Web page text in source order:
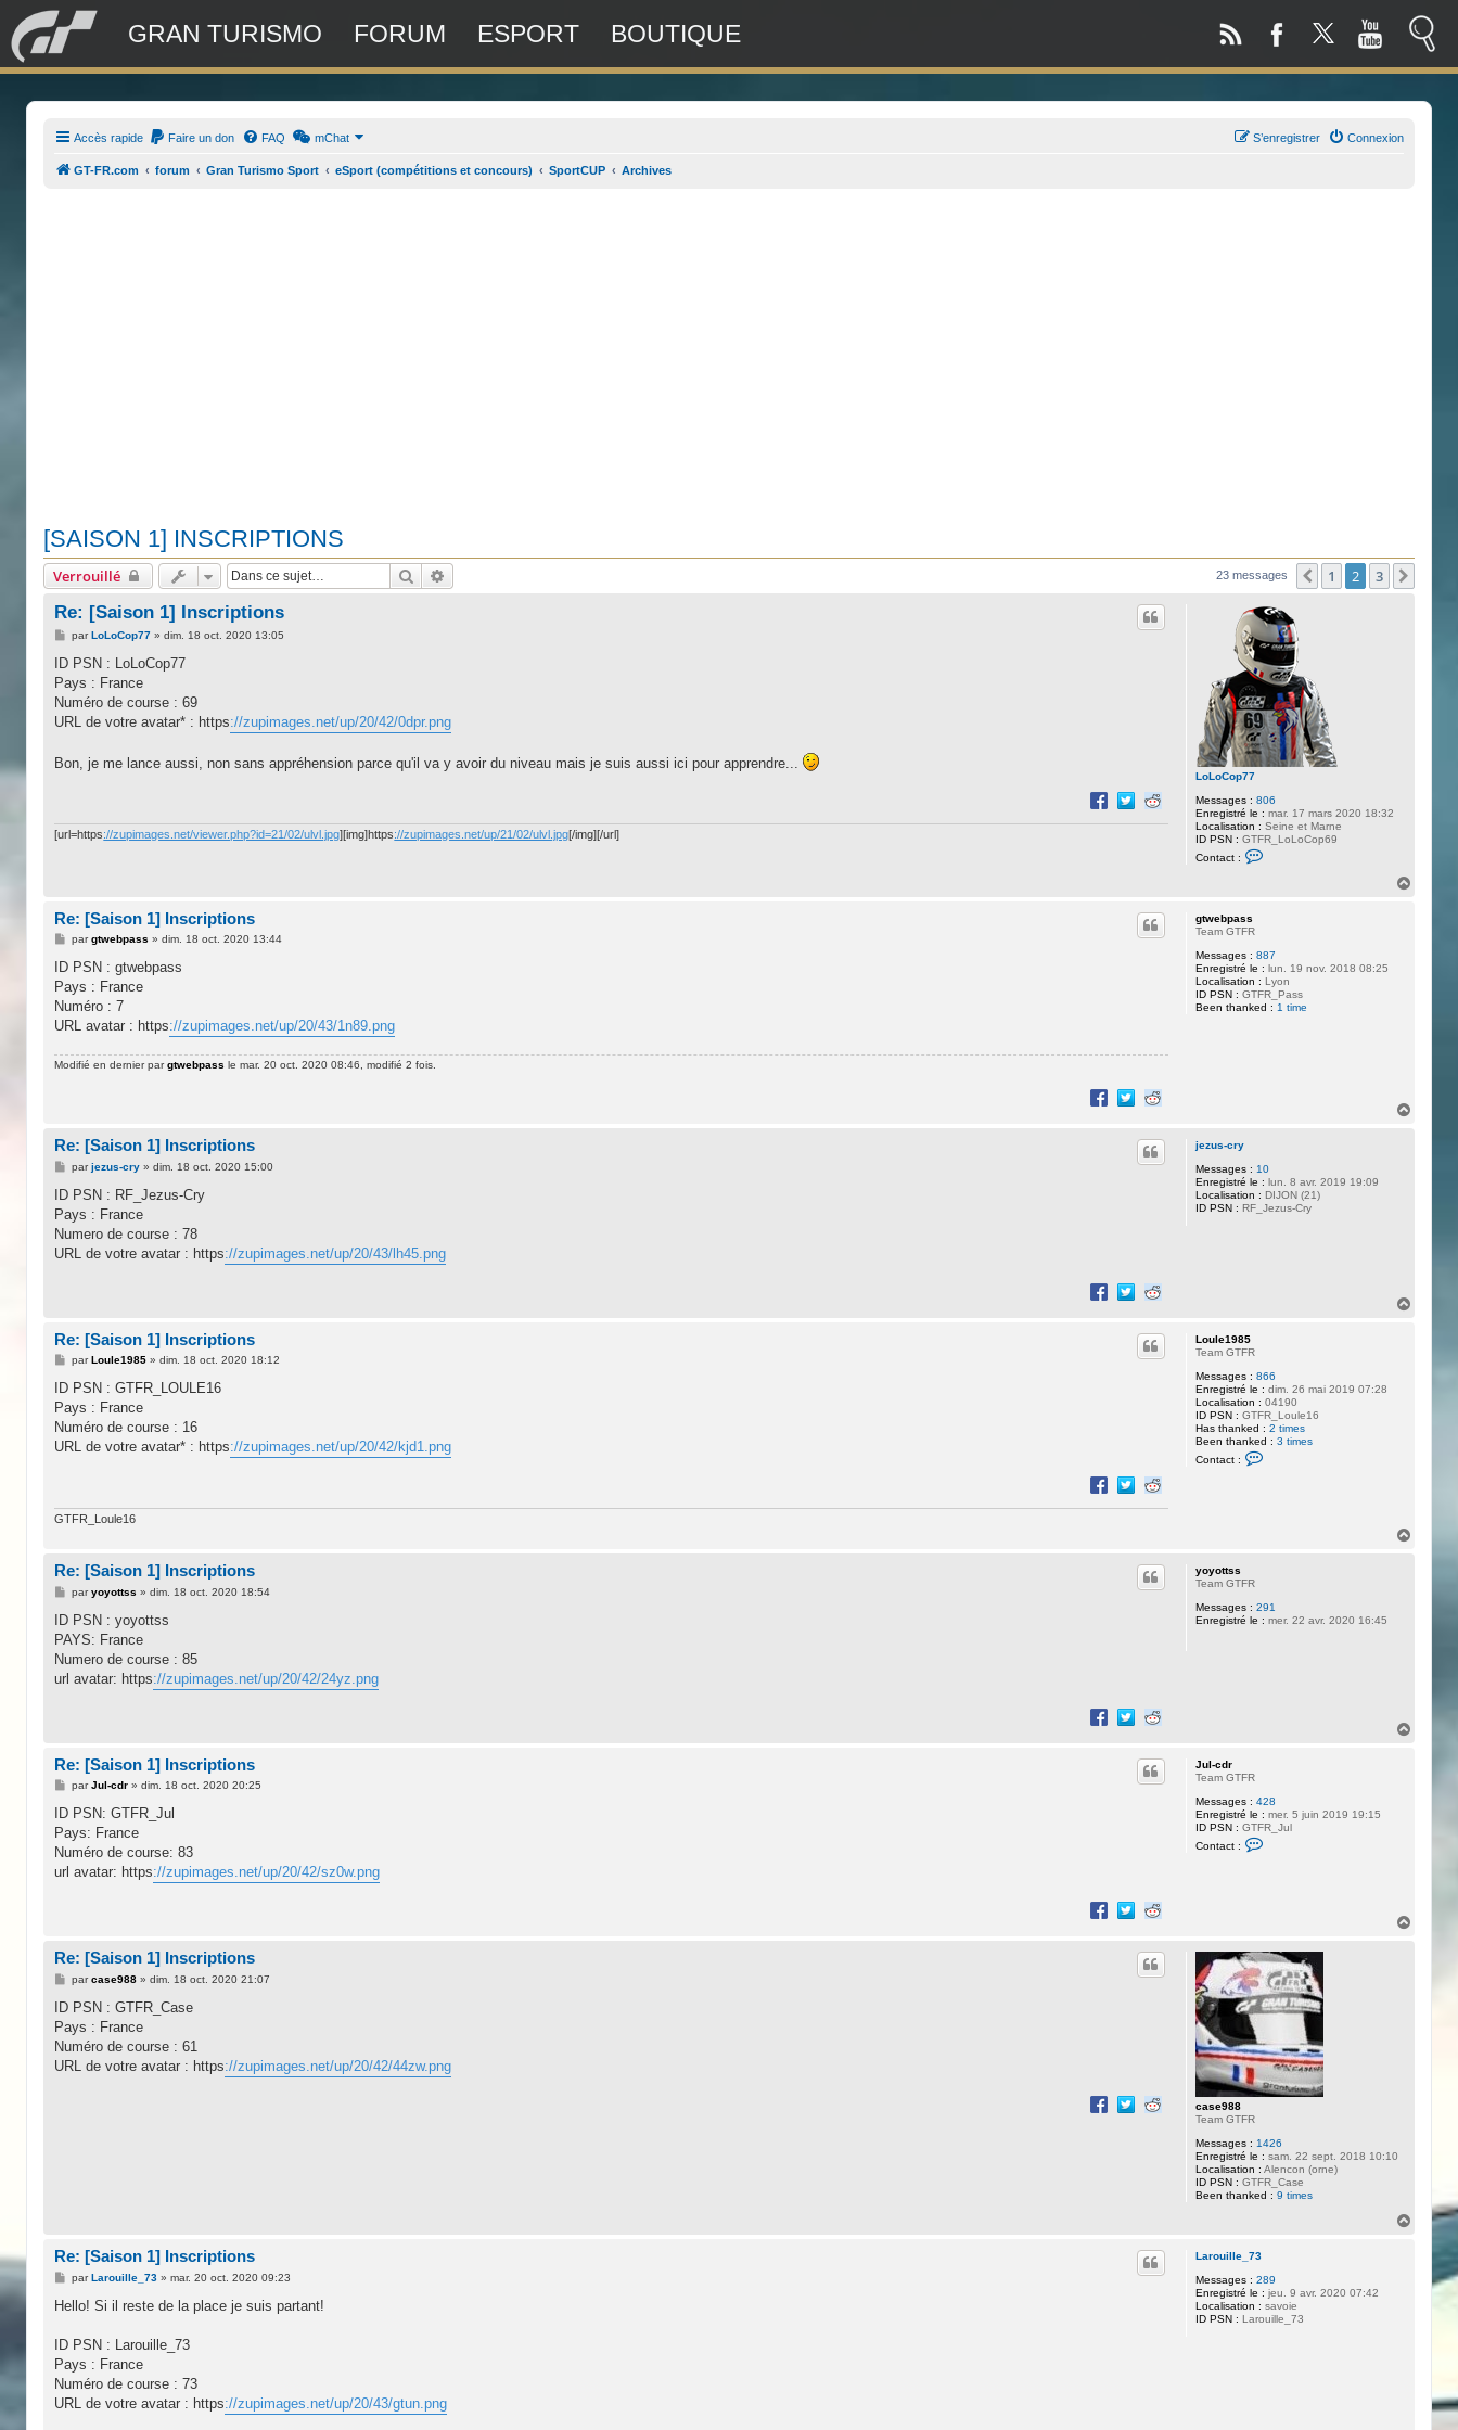
GRAN TURISMO FORUM ESPORT BOUTIQUE
Accès rapide Faire un don FAQ mChat Connexion
S’enregistrer
GT-FR.com forum Gran Turismo Sport eSport (compétitions et concours) SportCUP Archives
[SAISON 1] INSCRIPTIONS
Verrouillé Rechercher 23 messages Précédente
1 2 3
LoLoCop77
Messages : 806
Enregistré le : mar. 17 mars 2020 18:32
Localisation : Seine et Marne
ID PSN : GTFR_LoLoCop69
Contact :
r
L
o
L
o
Re: [Saison 1] Inscriptions
M
s
a
g
parLoLoCop77 »dim. 18 oct. 2020 13:05
ID PSN : LoLoCop77
Pays : France
Numéro de course : 69
URL de votre avatar* : https://zupimages.net/up/20/42/0dpr.png
Bon, je me lance aussi, non sans appréhension parce qu'il va y avoir du niveau mais je suis aussi ici pour apprendre...
[url=https://zupimages.net/viewer.php?id=21/02/ulvl.jpg][img]https://zupimages.net/up/21/02/ulvl.jpg[/img][/url]
gtwebpass
Team GTFR
Messages : 887
Enregistré le : lun. 19 nov. 2018 08:25
Localisation : Lyon
ID PSN : GTFR_Pass
Been thanked : 1 time
Re: [Saison 1] Inscriptions
M
s
a
g
pargtwebpass »dim. 18 oct. 2020 13:44
ID PSN : gtwebpass
Pays : France
Numéro : 7
URL avatar : https://zupimages.net/up/20/43/1n89.png
Modifié en dernier pargtwebpass le mar. 20 oct. 2020 08:46, modifié 2 fois.
jezus-cry
Messages : 10
Enregistré le : lun. 8 avr. 2019 19:09
Localisation : DIJON (21)
ID PSN : RF_Jezus-Cry
Re: [Saison 1] Inscriptions
M
s
a
g
parjezus-cry »dim. 18 oct. 2020 15:00
ID PSN : RF_Jezus-Cry
Pays : France
Numero de course : 78
URL de votre avatar : https://zupimages.net/up/20/43/lh45.png
Loule1985
Team GTFR
Messages : 866
Enregistré le : dim. 26 mai 2019 07:28
Localisation : 04190
ID PSN : GTFR_Loule16
Has thanked : 2 times
Been thanked : 3 times
Contact :
l
e
Re: [Saison 1] Inscriptions
M
s
a
g
par Loule1985 »dim. 18 oct. 2020 18:12
ID PSN : GTFR_LOULE16
Pays : France
Numéro de course : 16
URL de votre avatar* : https://zupimages.net/up/20/42/kjd1.png
GTFR_Loule16
yoyottss
Team GTFR
Messages : 291
Enregistré le : mer. 22 avr. 2020 16:45
Re: [Saison 1] Inscriptions
M
s
a
g
paryoyottss »dim. 18 oct. 2020 18:54
ID PSN : yoyottss
PAYS: France
Numero de course : 85
url avatar: https://zupimages.net/up/20/42/24yz.png
Jul-cdr
Team GTFR
Messages : 428
Enregistré le : mer. 5 juin 2019 19:15
ID PSN : GTFR_Jul
Contact :
J
u
l
-
c
Re: [Saison 1] Inscriptions
M
s
a
g
parJul-cdr »dim. 18 oct. 2020 20:25
ID PSN: GTFR_Jul
Pays: France
Numéro de course: 83
url avatar: https://zupimages.net/up/20/42/sz0w.png
case988
Team GTFR
Messages : 1426
Enregistré le : sam. 22 sept. 2018 10:10
Localisation : Alencon (orne)
ID PSN : GTFR_Case
Been thanked : 9 times
Re: [Saison 1] Inscriptions
M
s
a
g
parcase988 »dim. 18 oct. 2020 21:07
ID PSN : GTFR_Case
Pays : France
Numéro de course : 61
URL de votre avatar : https://zupimages.net/up/20/42/44zw.png
Larouille_73
Messages : 289
Enregistré le : jeu. 9 avr. 2020 07:42
Localisation : savoie
ID PSN : Larouille_73
Re: [Saison 1] Inscriptions
M
s
g
parLarouille_73 »mar. 20 oct. 2020 09:23
Hello! Si il reste de la place je suis partant!
ID PSN : Larouille_73
Pays : France
Numéro de course : 73
URL de votre avatar : https://zupimages.net/up/20/43/gtun.png